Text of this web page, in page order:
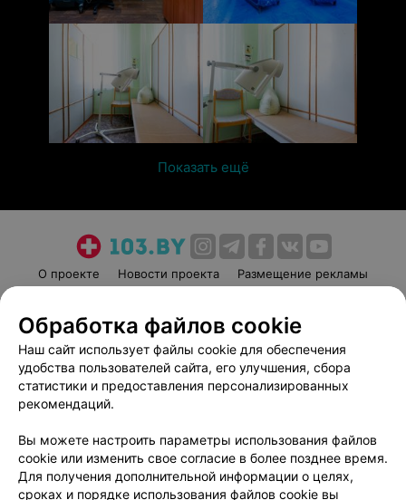
Показать ещё
О проекте Новости проекта
Размещение рекламы
Пользовательское соглашение
Способы оплаты
Вакансии
Партнеры
Написать руководителю 103.by
Обработка персональных данных
Обработка файлов cookie
Наш сайт использует файлы cookie для обеспечения
удобства пользователей сайта, его улучшения, сбора
статистики и предоставления персонализированных
рекомендаций.
Вы можете настроить параметры использования файлов
cookie или изменить свое согласие в более позднее время.
Для получения дополнительной информации о целях,
сроках и порядке использования файлов cookie вы